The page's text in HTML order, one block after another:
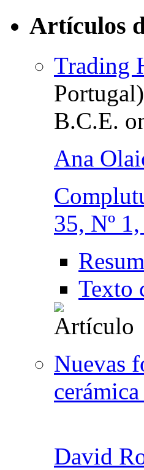
Artículos
Trading
B.C.E.
Ana
35, Nº
Texto
Nuevas
David